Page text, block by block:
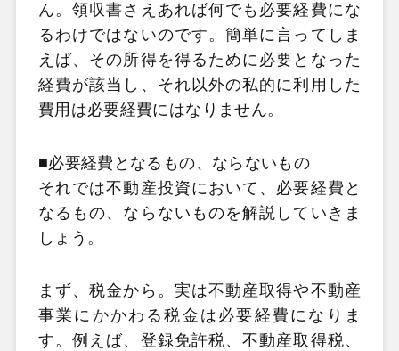
ん。領収書さえあれば何でも必要経費にな
るわけではないのです。簡単に言ってしま
えば、その所得を得るために必要となった
経費が該当し、それ以外の私的に利用した
費用は必要経費にはなりません。
■必要経費となるもの、ならないもの
それでは不動産投資において、必要経費と
なるもの、ならないものを解説していきま
しょう。
まず、税金から。実は不動産取得や不動産
事業にかかわる税金は必要経費になりま
す。例えば、登録免許税、不動産取得税、